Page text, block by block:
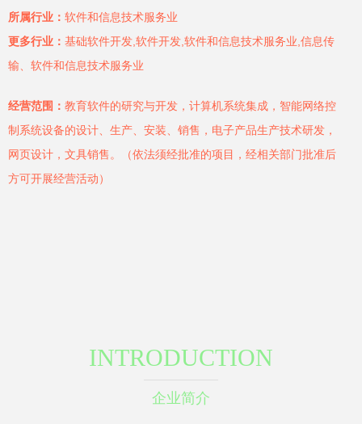
所属行业： 软件和信息技术服务业
更多行业： 基础软件开发,软件开发,软件和信息技术服务业,信息传
输、软件和信息技术服务业
经营范围： 教育软件的研究与开发，计算机系统集成，智能网络控
制系统设备的设计、生产、安装、销售，电子产品生产技术研发，
网页设计，文具销售。（依法须经批准的项目，经相关部门批准后
方可开展经营活动）
INTRODUCTION
企业简介